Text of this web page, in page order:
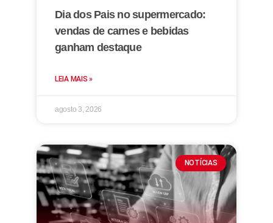
Dia dos Pais no supermercado:
vendas de carnes e bebidas
ganham destaque
LEIA MAIS »
agosto 3, 2026
NOTÍCIAS